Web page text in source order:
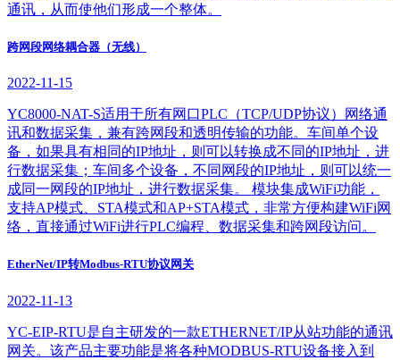
通讯，从而使他们形成一个整体。
跨网段网络耦合器（无线）
2022-11-15
YC8000-NAT-S适用于所有网口PLC（TCP/UDP协议）网络通
讯和数据采集，兼有跨网段和透明传输的功能。车间单个设
备，如果具有相同的IP地址，则可以转换成不同的IP地址，进
行数据采集；车间多个设备，不同网段的IP地址，则可以统一
成同一网段的IP地址，进行数据采集。 模块集成WiFi功能，
支持AP模式、STA模式和AP+STA模式，非常方便构建WiFi网
络，直接通过WiFi进行PLC编程、数据采集和跨网段访问。
EtherNet/IP转Modbus-RTU协议网关
2022-11-13
YC-EIP-RTU是自主研发的一款ETHERNET/IP从站功能的通讯
网关。该产品主要功能是将各种MODBUS-RTU设备接入到